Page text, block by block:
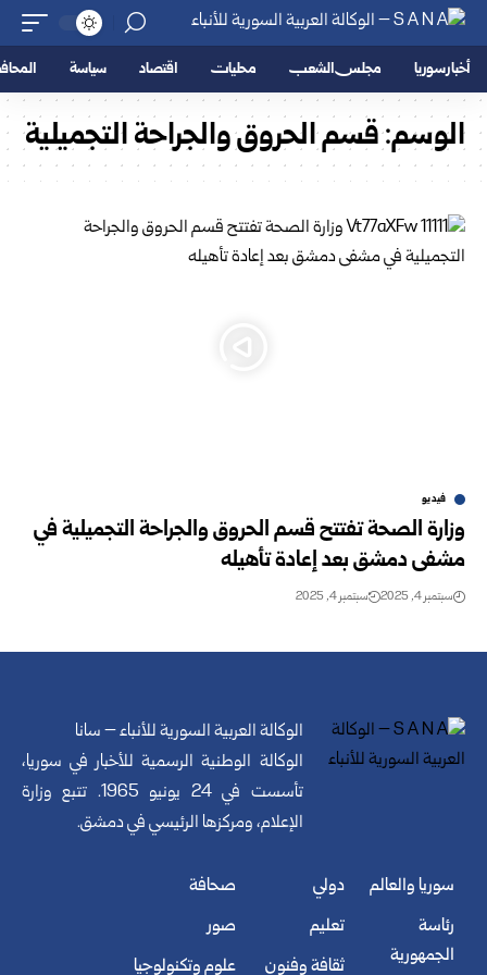
أخبار سوريا مجلس الشعب محليات اقتصاد سياسة
الوسم:قسم الحروق والجراحة التجميلية
فيديو
وزارة الصحة تفتتح قسم الحروق والجراحة التجميلية في
مشفى دمشق بعد إعادة تأهيله
سبتمبر 4, 2025 سبتمبر 4, 2025
الوكالة العربية السورية للأنباء – سانا
الوكالة الوطنية الرسمية للأخبار في سوريا،
تأسست في 24 يونيو 1965. تتبع وزارة
الإعلام، ومركزها الرئيسي في دمشق.
سوريا والعالم
رئاسة
الجمهورية
دولي
تعليم
ثقافة وفنون
صحافة
صور
علوم وتكنولوجيا